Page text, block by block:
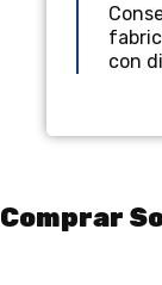
con
Comprar